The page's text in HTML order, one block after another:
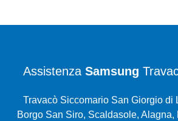
Assistenza Samsung
Travacò Siccomario San Giorgio di
Borgo San Siro, Scaldasole, Alagna,